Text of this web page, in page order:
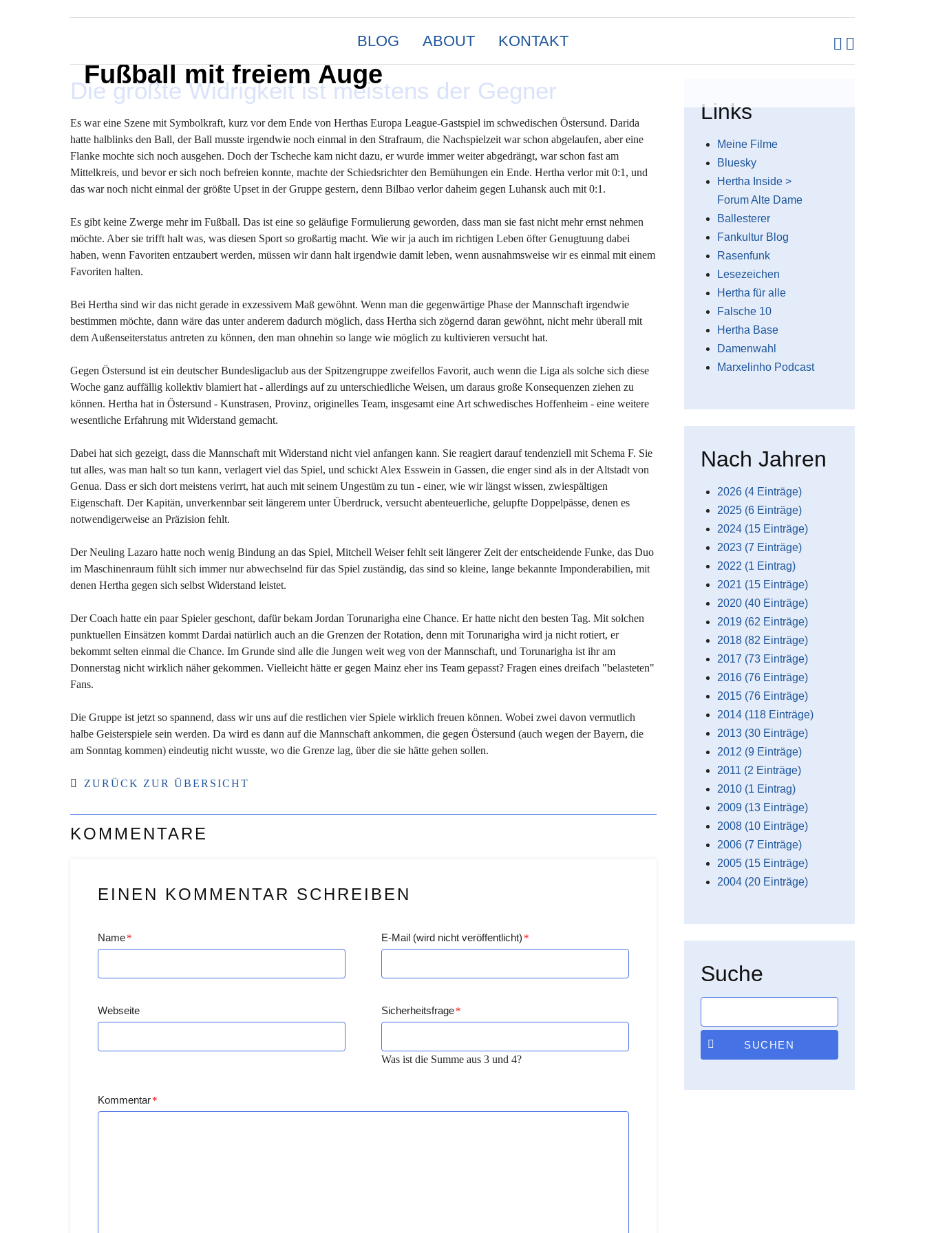
Fußball mit freiem Auge
BLOG ABOUT KONTAKT
Die größte Widrigkeit ist meistens der Gegner
Es war eine Szene mit Symbolkraft, kurz vor dem Ende von Herthas Europa League-Gastspiel im schwedischen Östersund. Darida
hatte halblinks den Ball, der Ball musste irgendwie noch einmal in den Strafraum, die Nachspielzeit war schon abgelaufen, aber eine
Flanke mochte sich noch ausgehen. Doch der Tscheche kam nicht dazu, er wurde immer weiter abgedrängt, war schon fast am
Mittelkreis, und bevor er sich noch befreien konnte, machte der Schiedsrichter den Bemühungen ein Ende. Hertha verlor mit 0:1, und
das war noch nicht einmal der größte Upset in der Gruppe gestern, denn Bilbao verlor daheim gegen Luhansk auch mit 0:1.
Es gibt keine Zwerge mehr im Fußball. Das ist eine so geläufige Formulierung geworden, dass man sie fast nicht mehr ernst nehmen
möchte. Aber sie trifft halt was, was diesen Sport so großartig macht. Wie wir ja auch im richtigen Leben öfter Genugtuung dabei
haben, wenn Favoriten entzaubert werden, müssen wir dann halt irgendwie damit leben, wenn ausnahmsweise wir es einmal mit einem
Favoriten halten.
Bei Hertha sind wir das nicht gerade in exzessivem Maß gewöhnt. Wenn man die gegenwärtige Phase der Mannschaft irgendwie
bestimmen möchte, dann wäre das unter anderem dadurch möglich, dass Hertha sich zögernd daran gewöhnt, nicht mehr überall mit
dem Außenseiterstatus antreten zu können, den man ohnehin so lange wie möglich zu kultivieren versucht hat.
Gegen Östersund ist ein deutscher Bundesligaclub aus der Spitzengruppe zweifellos Favorit, auch wenn die Liga als solche sich diese
Woche ganz auffällig kollektiv blamiert hat - allerdings auf zu unterschiedliche Weisen, um daraus große Konsequenzen ziehen zu
können. Hertha hat in Östersund - Kunstrasen, Provinz, originelles Team, insgesamt eine Art schwedisches Hoffenheim - eine weitere
wesentliche Erfahrung mit Widerstand gemacht.
Dabei hat sich gezeigt, dass die Mannschaft mit Widerstand nicht viel anfangen kann. Sie reagiert darauf tendenziell mit Schema F. Sie
tut alles, was man halt so tun kann, verlagert viel das Spiel, und schickt Alex Esswein in Gassen, die enger sind als in der Altstadt von
Genua. Dass er sich dort meistens verirrt, hat auch mit seinem Ungestüm zu tun - einer, wie wir längst wissen, zwiespältigen
Eigenschaft. Der Kapitän, unverkennbar seit längerem unter Überdruck, versucht abenteuerliche, gelupfte Doppelpässe, denen es
notwendigerweise an Präzision fehlt.
Der Neuling Lazaro hatte noch wenig Bindung an das Spiel, Mitchell Weiser fehlt seit längerer Zeit der entscheidende Funke, das Duo
im Maschinenraum fühlt sich immer nur abwechselnd für das Spiel zuständig, das sind so kleine, lange bekannte Imponderabilien, mit
denen Hertha gegen sich selbst Widerstand leistet.
Der Coach hatte ein paar Spieler geschont, dafür bekam Jordan Torunarigha eine Chance. Er hatte nicht den besten Tag. Mit solchen
punktuellen Einsätzen kommt Dardai natürlich auch an die Grenzen der Rotation, denn mit Torunarigha wird ja nicht rotiert, er
bekommt selten einmal die Chance. Im Grunde sind alle die Jungen weit weg von der Mannschaft, und Torunarigha ist ihr am
Donnerstag nicht wirklich näher gekommen. Vielleicht hätte er gegen Mainz eher ins Team gepasst? Fragen eines dreifach "belasteten"
Fans.
Die Gruppe ist jetzt so spannend, dass wir uns auf die restlichen vier Spiele wirklich freuen können. Wobei zwei davon vermutlich
halbe Geisterspiele sein werden. Da wird es dann auf die Mannschaft ankommen, die gegen Östersund (auch wegen der Bayern, die
am Sonntag kommen) eindeutig nicht wusste, wo die Grenze lag, über die sie hätte gehen sollen.
ZURÜCK ZUR ÜBERSICHT
KOMMENTARE
EINEN KOMMENTAR SCHREIBEN
Name* E-Mail (wird nicht veröffentlicht) *
Webseite Sicherheitsfrage *
Was ist die Summe aus 3 und 4?
Kommentar*
Links
Meine Filme
Bluesky
Hertha Inside >
Forum Alte Dame
Ballesterer
Fankultur Blog
Rasenfunk
Lesezeichen
Hertha für alle
Falsche 10
Hertha Base
Damenwahl
Marxelinho Podcast
Nach Jahren
2026 (4 Einträge)
2025 (6 Einträge)
2024 (15 Einträge)
2023 (7 Einträge)
2022 (1 Eintrag)
2021 (15 Einträge)
2020 (40 Einträge)
2019 (62 Einträge)
2018 (82 Einträge)
2017 (73 Einträge)
2016 (76 Einträge)
2015 (76 Einträge)
2014 (118 Einträge)
2013 (30 Einträge)
2012 (9 Einträge)
2011 (2 Einträge)
2010 (1 Eintrag)
2009 (13 Einträge)
2008 (10 Einträge)
2006 (7 Einträge)
2005 (15 Einträge)
2004 (20 Einträge)
Suche
SUCHEN